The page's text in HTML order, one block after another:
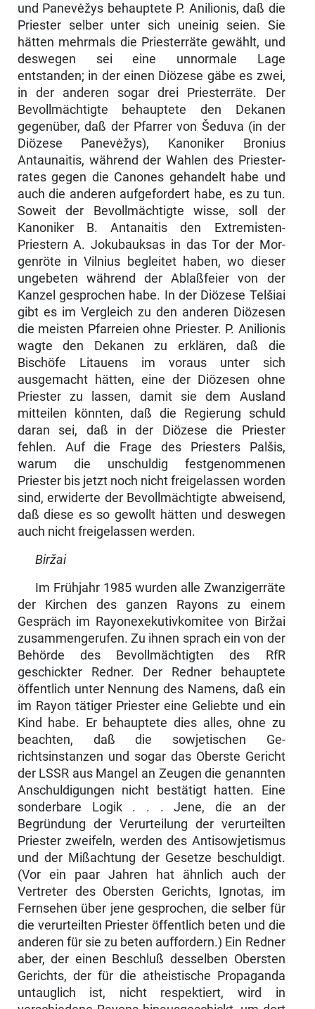
und Panevėžys behauptete P. Anilionis, daß die
Priester selber unter sich uneinig seien. Sie
hätten mehrmals die Priesterräte gewählt, und
deswegen sei eine unnormale Lage
entstanden; in der einen Diözese gäbe es zwei,
in der anderen sogar drei Priesterräte. Der
Bevollmächtigte behauptete den Dekanen
gegenüber, daß der Pfarrer von Šeduva (in der
Diözese Pa­nevėžys), Kanoniker Bronius
Antaunaitis, während der Wahlen des Priester­
rates gegen die Canones gehandelt habe und
auch die anderen aufgefordert habe, es zu tun.
Soweit der Bevollmächtigte wisse, soll der
Kanoniker B. Antanaitis den Extremisten-
Priestern A. Jokubauksas in das Tor der Mor­
genröte in Vilnius begleitet haben, wo dieser
ungebeten während der Ab­laßfeier von der
Kanzel gesprochen habe. In der Diözese Telšiai
gibt es im Vergleich zu den anderen Diözesen
die meisten Pfarreien ohne Priester. P. Anilionis
wagte den Dekanen zu erklären, daß die
Bischöfe Litauens im voraus unter sich
ausgemacht hätten, eine der Diözesen ohne
Priester zu lassen, damit sie dem Ausland
mitteilen könnten, daß die Regierung schuld
daran sei, daß in der Diözese die Priester
fehlen. Auf die Frage des Priesters Palšis,
warum die unschuldig festgenommenen
Priester bis jetzt noch nicht freigelassen worden
sind, erwiderte der Bevollmächtigte abweisend,
daß diese es so gewollt hätten und deswegen
auch nicht freigelassen werden.
Biržai
Im Frühjahr 1985 wurden alle Zwanzigerräte
der Kirchen des ganzen Rayons zu einem
Gespräch im Rayonexekutivkomitee von Biržai
zusam­mengerufen. Zu ihnen sprach ein von der
Behörde des Bevollmächtigten des RfR
geschickter Redner. Der Redner behauptete
öffentlich unter Nennung des Namens, daß ein
im Rayon tätiger Priester eine Geliebte und ein
Kind habe. Er behauptete dies alles, ohne zu
beachten, daß die sowjetischen Ge­
richtsinstanzen und sogar das Oberste Gericht
der LSSR aus Mangel an Zeugen die genannten
Anschuldigungen nicht bestätigt hatten. Eine
sonder­bare Logik . . . Jene, die an der
Begründung der Verurteilung der verurteil­ten
Priester zweifeln, werden des Antisowjetismus
und der Mißachtung der Gesetze beschuldigt.
(Vor ein paar Jahren hat ähnlich auch der
Vertreter des Obersten Gerichts, Ignotas, im
Fernsehen über jene gesprochen, die selber für
die verurteilten Priester öffentlich beten und die
anderen für sie zu beten auffordern.) Ein Redner
aber, der einen Beschluß desselben Ober­sten
Gerichts, der für die atheistische Propaganda
untauglich ist, nicht re­spektiert, wird in